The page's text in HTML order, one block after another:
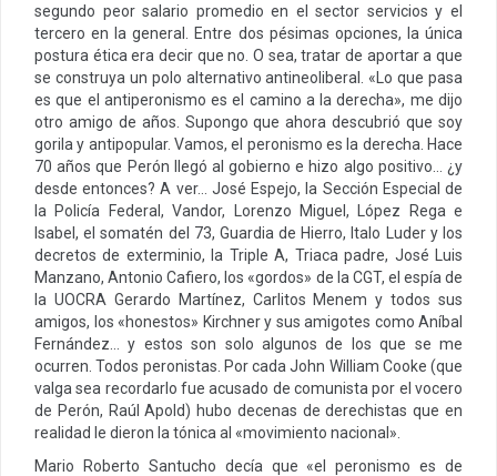
segundo peor salario promedio en el sector servicios y el
tercero en la general. Entre dos pésimas opciones, la única
postura ética era decir que no. O sea, tratar de aportar a que
se construya un polo alternativo antineoliberal. «Lo que pasa
es que el antiperonismo es el camino a la derecha», me dijo
otro amigo de años. Supongo que ahora descubrió que soy
gorila y antipopular. Vamos, el peronismo es la derecha. Hace
70 años que Perón llegó al gobierno e hizo algo positivo… ¿y
desde entonces? A ver… José Espejo, la Sección Especial de
la Policía Federal, Vandor, Lorenzo Miguel, López Rega e
Isabel, el somatén del 73, Guardia de Hierro, Italo Luder y los
decretos de exterminio, la Triple A, Triaca padre, José Luis
Manzano, Antonio Cafiero, los «gordos» de la CGT, el espía de
la UOCRA Gerardo Martínez, Carlitos Menem y todos sus
amigos, los «honestos» Kirchner y sus amigotes como Aníbal
Fernández… y estos son solo algunos de los que se me
ocurren. Todos peronistas. Por cada John William Cooke (que
valga sea recordarlo fue acusado de comunista por el vocero
de Perón, Raúl Apold) hubo decenas de derechistas que en
realidad le dieron la tónica al «movimiento nacional».
Mario Roberto Santucho decía que «el peronismo es de